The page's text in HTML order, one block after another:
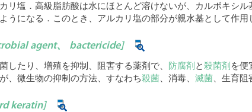
リ塩．高級脂肪酸は水にほとんど溶けないが、カルボキシ
うになる．このとき、アルカリ塩の部分が親水基として作
agent、 bactericide]
したり、増殖を抑制、阻害する薬剤で、 防腐剤 と殺菌剤 を便
、微生物の抑制の方法、すなわち殺菌 、消毒、 滅菌 、生育
keratin]